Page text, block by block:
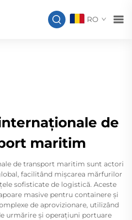
RO
de
maritim
de transport maritim sunt actori
facilitând mișcarea mărfurilor
sofisticate de logistică. Aceste
masive pentru containere și
de aprovizionare, utilizând
urmărire și operațiuni portuare